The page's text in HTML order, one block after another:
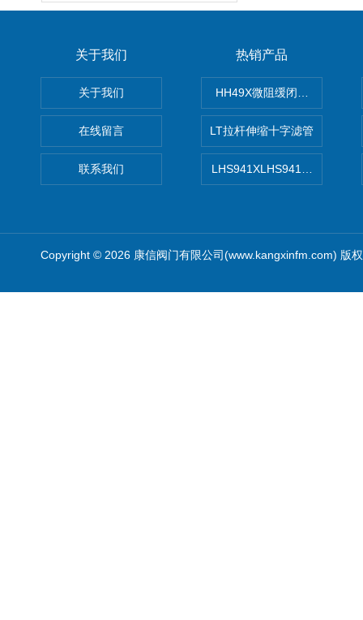
关于我们
关于我们
在线留言
联系我们
热销产品
HH49X微阻缓闭蝶式止回阀
LT拉杆伸缩十字滤管
LHS941XLHS941X调压调流
Copyright © 2026 康信阀门有限公司(www.kangxinfm.com) 版